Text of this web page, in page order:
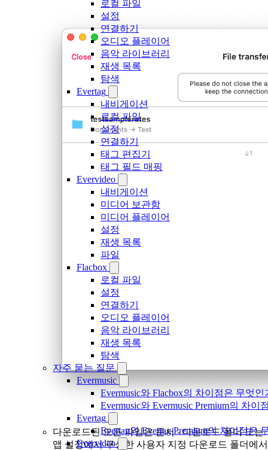
로컬 파일
설정
연결하기
오디오 플레이어
음악 라이브러리
재생 목록
탐색
Evertag
내비게이션
로컬 파일
설정
연결하기
태그 편집기
태그 필드 매핑
Evervideo
내비게이션
미디어 보관함
미디어 플레이어
설정
재생 목록
파일
Flacbox
로컬 파일
설정
연결하기
오디오 플레이어
음악 라이브러리
재생 목록
탐색
자주 묻는 질문
Evermusic
Evermusic와 Flacbox의 차이점은 무엇인
Evermusic와 Evermusic Premium의 차이
Evertag
Evertag와 Evertag Premium의 차이점은
Evervideo
다운로드된 모든 파일은 문서 - 다운로드 폴더 또는
앱 설정에서 구성한 사용자 지정 다운로드 폴더에서